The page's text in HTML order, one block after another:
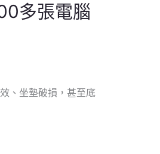
多張電腦
、坐墊破損，甚至底